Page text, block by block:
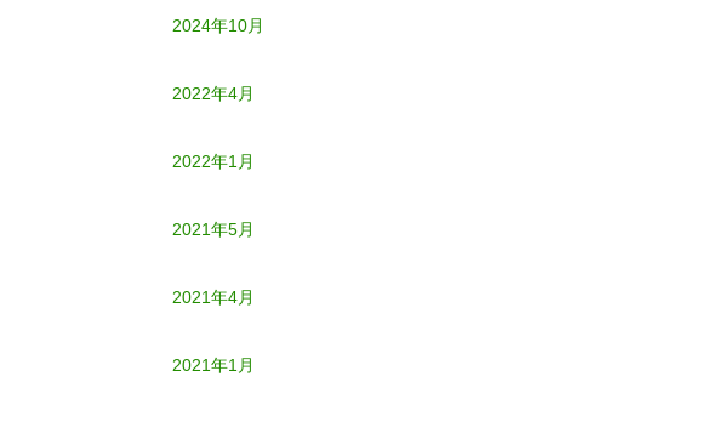
2024年10月
2022年4月
2022年1月
2021年5月
2021年4月
2021年1月